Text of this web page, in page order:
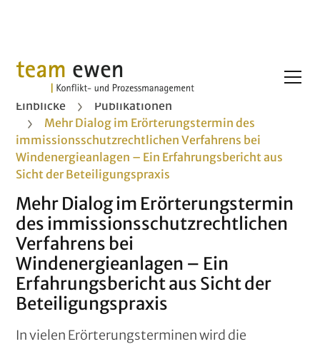
Einblicke
Publikationen
Mehr Dialog im Erörterungstermin des
immissionsschutzrechtlichen Verfahrens bei
Windenergieanlagen – Ein Erfahrungsbericht aus
Sicht der Beteiligungspraxis
Mehr Dialog im Erörterungstermin
des immissionsschutzrechtlichen
Verfahrens bei
Windenergieanlagen – Ein
Erfahrungsbericht aus Sicht der
Beteiligungspraxis
In vielen Erörterungsterminen wird die